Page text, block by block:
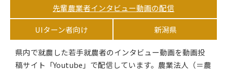
先輩農業者インタビュー動画の配信
UIターン者向け 新潟県
県内で就農した若手就農者のインタビュー動画を動画投
稿サイト「Youtube」で配信しています。農業法人（＝農